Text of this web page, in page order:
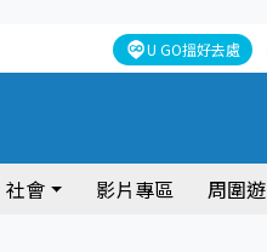
U GO搵好去處
社會 影片專區 周圍遊